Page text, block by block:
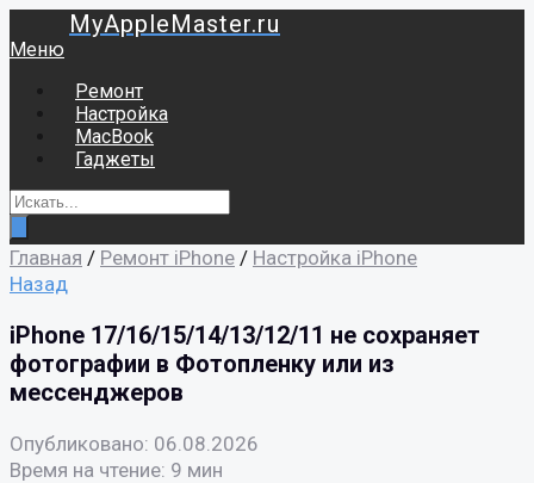
MyAppleMaster.ru
Меню
Ремонт
Настройка
MacBook
Гаджеты
Главная / Ремонт iPhone / Настройка iPhone
Назад
iPhone 17/16/15/14/13/12/11 не сохраняет
фотографии в Фотопленку или из
мессенджеров
Опубликовано: 06.08.2026
Время на чтение: 9 мин